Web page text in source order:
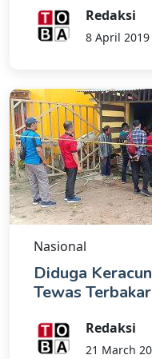
Redaksi
8 April 2019
Nasional
Diduga
Tewas
Redaksi
21 March